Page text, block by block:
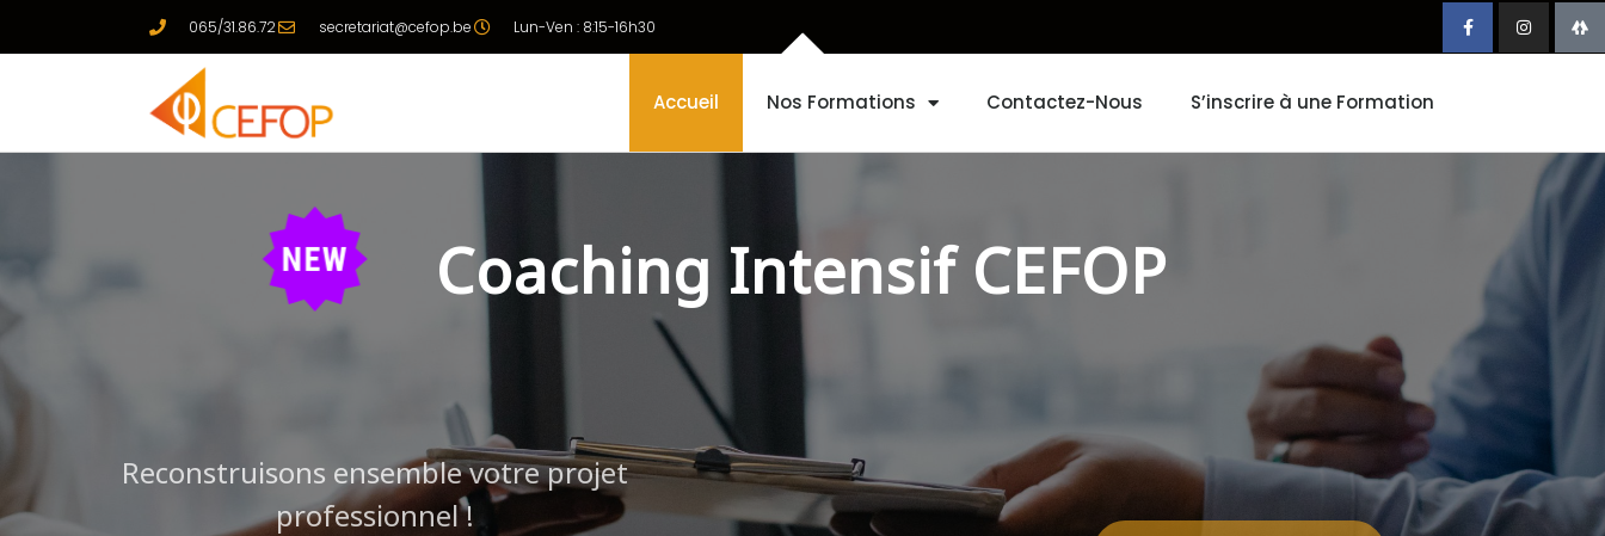
065/31.86.72 secretariat@cefop.be Lun-Ven : 8:15-16h30
Accueil Nos Formations Contactez-Nous S’inscrire à une Formation
Coaching Intensif CEFOP
Reconstruisons ensemble votre projet
professionnel !